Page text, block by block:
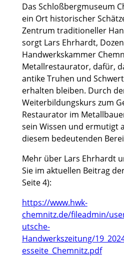
Das Schloßbergmuseum
ein Ort historischer
Zentrum traditioneller
sorgt Lars Ehrhardt,
Handwerkskammer
Metallrestaurator, dafür,
antike Truhen und
erhalten bleiben. Durch
Weiterbildungskurs zum
Restaurator im
sein Wissen und ermutigt
diesem bedeutenden
Mehr über Lars Ehrhardt
Sie im aktuellen Beitrag
Seite 4):
https://www.hwk-
chemnitz.de/fileadmin/
utsche-
Handwerkszeitung/
esseite_Chemnitz.pdf